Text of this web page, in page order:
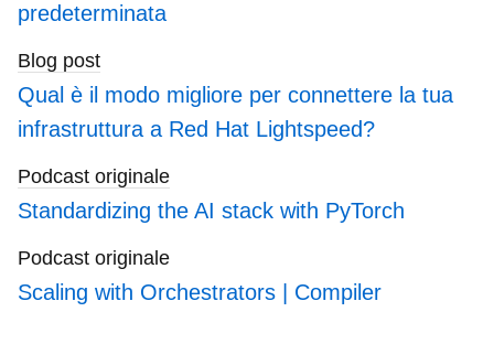
predeterminata
Blog post
Qual è il modo migliore per connettere la tua
infrastruttura a Red Hat Lightspeed?
Podcast originale
Standardizing the AI stack with PyTorch
Podcast originale
Scaling with Orchestrators | Compiler